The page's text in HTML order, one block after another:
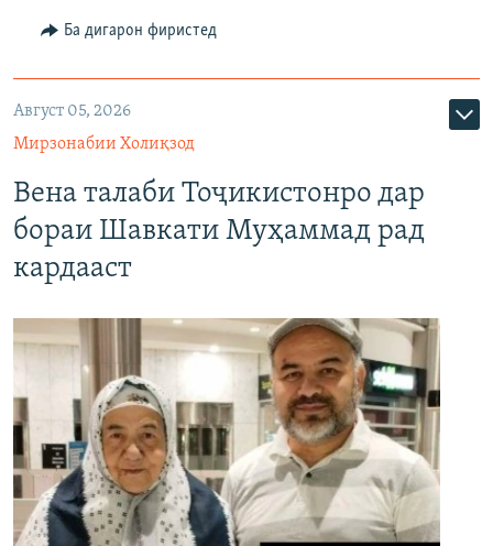
Ба дигарон фиристед
Август 05, 2026
Мирзонабии Холиқзод
Вена талаби Тоҷикистонро дар
бораи Шавкати Муҳаммад рад
кардааст